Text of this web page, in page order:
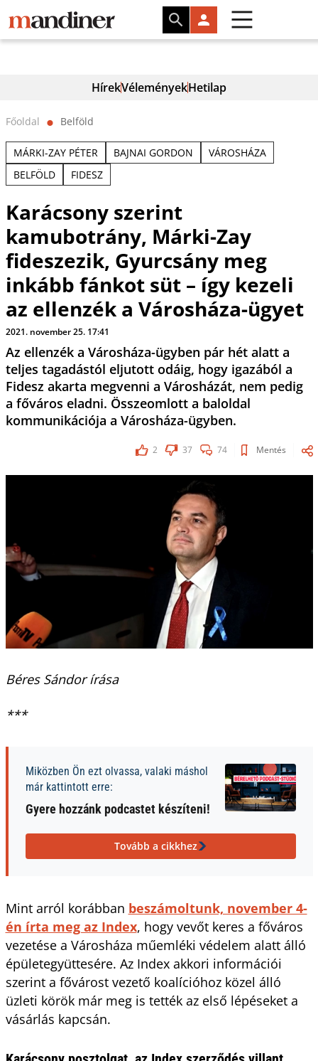
HírekVéleményekHetilap
Főoldal ⬤ Belföld
MÁRKI-ZAY PÉTER BAJNAI GORDON
VÁROSHÁZA
BELFÖLD
FIDESZ
Karácsony szerint
kamubotrány, Márki-Zay
fideszezik, Gyurcsány meg
inkább fánkot süt – így kezeli
az ellenzék a Városháza-ügyet
2021. november 25. 17:41
Az ellenzék a Városháza-ügyben pár hét alatt a
teljes tagadástól eljutott odáig, hogy igazából a
Fidesz akarta megvenni a Városházát, nem pedig
a főváros eladni. Összeomlott a baloldal
kommunikációja a Városháza-ügyben.
2 37 74 Mentés
Béres Sándor írása
***
Miközben Ön ezt olvassa, valaki máshol
már kattintott erre:
Gyere hozzánk podcastet készíteni!
Tovább a cikkhez
Mint arról korábban beszámoltunk, november 4-
én írta meg az Index, hogy vevőt keres a főváros
vezetése a Városháza műemléki védelem alatt álló
épületegyüttesére. Az Index akkori információi
szerint a fővárost vezető koalícióhoz közel álló
üzleti körök már meg is tették az első lépéseket a
vásárlás kapcsán.